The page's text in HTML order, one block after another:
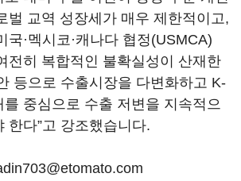
벌 교역 성장세가 매우 제한적이고,
국·멕시코·캐나다 협정(USMCA)
전히 복합적인 불확실성이 산재한
등으로 수출시장을 다변화하고 K-
중심으로 수출 저변을 지속적으
한다”고 강조했습니다.